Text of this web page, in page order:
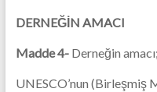
DERNEĞİN AMACI
Madde 4-Derneğin amacı;
UNESCO’nun